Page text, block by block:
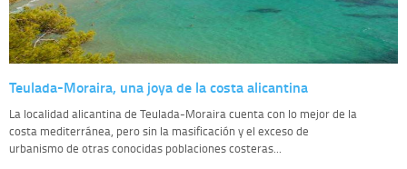
Teulada-Moraira, una joya de la costa alicantina
La localidad alicantina de Teulada-Moraira cuenta con lo mejor de la
costa mediterránea, pero sin la masificación y el exceso de
urbanismo de otras conocidas poblaciones costeras...